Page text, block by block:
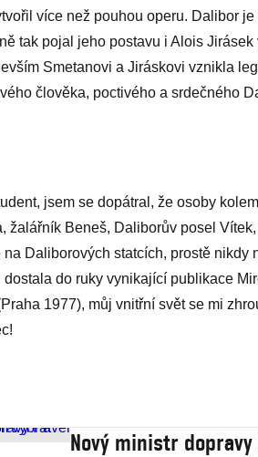
více než pouhou operu. Dalibor
tak pojal jeho postavu i Alois
Smetanovi a Jiráskovi vznikla
člověka, poctivého a srdečného
jsem se dopátral, že osoby
žalářník Beneš, Daliborův posel
Daliborových statcích, prostě nikdy
do ruky vynikající publikace
1977), můj vnitřní svět se mi
Nový ministr dopravy